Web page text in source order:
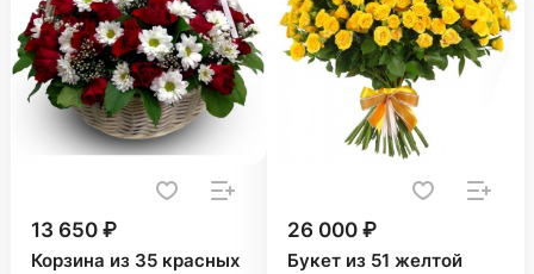
13 650 ₽
Корзина из 35 красных
26 000 ₽
Букет из 51 желтой